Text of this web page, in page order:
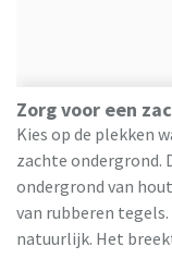
Zorg voor een
Kies op de plekken
zachte ondergrond.
ondergrond van
van rubberen
natuurlijk. Het